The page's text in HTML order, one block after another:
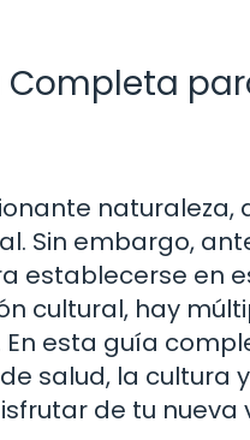
Completa
naturaleza,
Sin embargo,
establecerse en
cultural, hay
esta guía
salud, la cultura y
de tu nueva